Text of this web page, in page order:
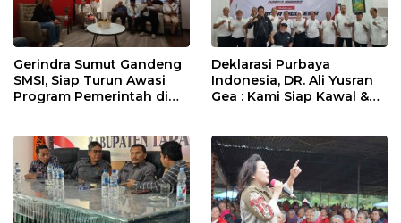
Gerindra Sumut Gandeng
SMSI, Siap Turun Awasi
Program Pemerintah di
Deklarasi Purbaya
Indonesia, DR. Ali Yusran
Gea : Kami Siap Kawal &
Purbaya